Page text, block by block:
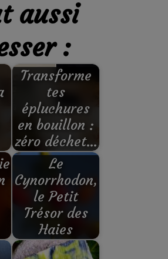
aussi
:
Transforme
tes
épluchures
en bouillon :
zéro déchet…
Le
Cynorrhodon,
le Petit
Trésor des
Haies